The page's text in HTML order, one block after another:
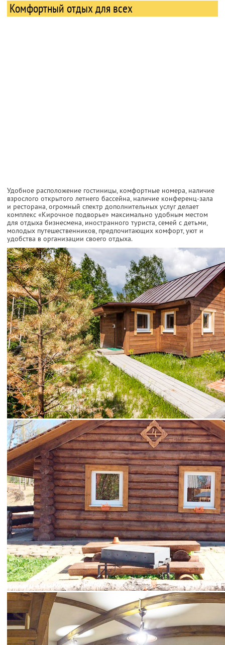
Комфортный отдых для всех
Удобное расположение гостиницы, комфортные номера, наличие
взрослого открытого летнего бассейна, наличие конференц-зала
и ресторана, огромный спектр дополнительных услуг делает
комплекс «Кирочное подворье» максимально удобным местом
для отдыха бизнесмена, иностранного туриста, семей с детьми,
молодых путешественников, предпочитающих комфорт, уют и
удобства в организации своего отдыха.